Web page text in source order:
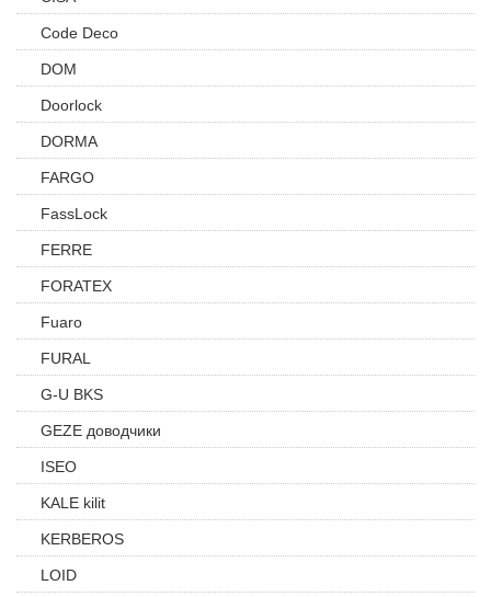
Code Deco
DOM
Doorlock
DORMA
FARGO
FassLock
FERRE
FORATEX
Fuaro
FURAL
G-U BKS
GEZE доводчики
ISEO
KALE kilit
KERBEROS
LOID